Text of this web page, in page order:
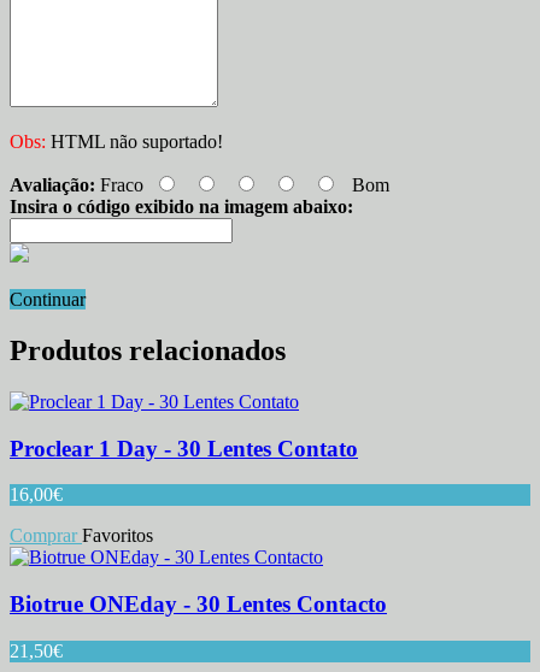
Obs: HTML não suportado!
Avaliação: Fraco
Bom
Insira o código exibido na imagem abaixo:
Continuar
Produtos relacionados
Proclear 1 Day - 30 Lentes Contato
16,00€
Comprar Favoritos
Biotrue ONEday - 30 Lentes Contacto
21,50€